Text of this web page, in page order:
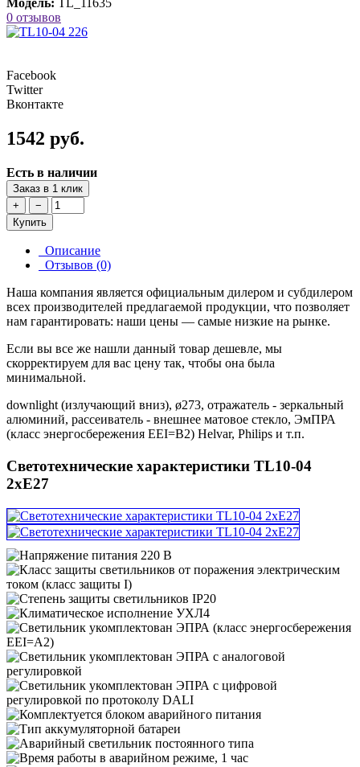
Модель: TL_11635
0 отзывов
Facebook
Twitter
Вконтакте
1542 руб.
Есть в наличии
Заказ в 1 клик
+
−
Купить
Описание
Отзывов (0)
Наша компания является официальным дилером и субдилером
всех производителей предлагаемой продукции, что позволяет
нам гарантировать: наши цены — самые низкие на рынке.
Если вы все же нашли данный товар дешевле, мы
скорректируем для вас цену так, чтобы она была
минимальной.
downlight (излучающий вниз), ø273, отражатель - зеркальный
алюминий, рассеиватель - внешнее матовое стекло, ЭмПРА
(класс энергосбережения EEI=B2) Helvar, Philips и т.п.
Светотехнические характеристики TL10-04
2xE27